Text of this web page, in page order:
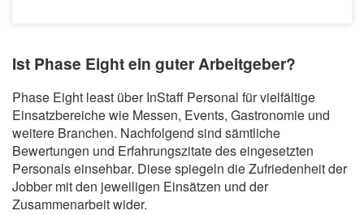
Ist Phase Eight ein guter Arbeitgeber?
Phase Eight least über InStaff Personal für vielfältige
Einsatzbereiche wie Messen, Events, Gastronomie und
weitere Branchen. Nachfolgend sind sämtliche
Bewertungen und Erfahrungszitate des eingesetzten
Personals einsehbar. Diese spiegeln die Zufriedenheit der
Jobber mit den jeweiligen Einsätzen und der
Zusammenarbeit wider.